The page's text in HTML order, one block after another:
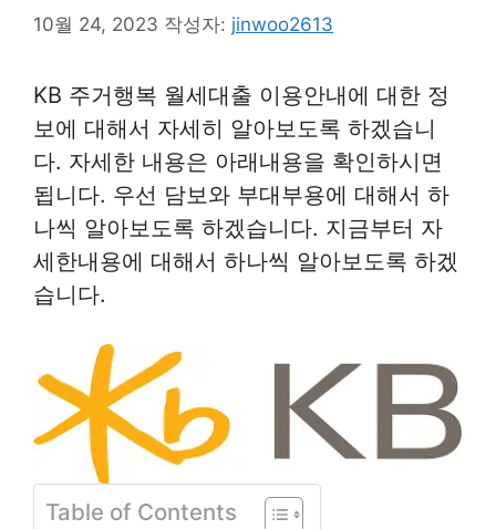
10월 24, 2023 작성자: jinwoo2613
KB 주거행복 월세대출 이용안내에 대한 정
보에 대해서 자세히 알아보도록 하겠습니
다. 자세한 내용은 아래내용을 확인하시면
됩니다. 우선 담보와 부대부용에 대해서 하
나씩 알아보도록 하겠습니다. 지금부터 자
세한내용에 대해서 하나씩 알아보도록 하겠
습니다.
Table of Contents